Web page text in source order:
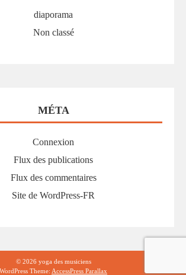
diaporama
Non classé
MÉTA
Connexion
Flux des publications
Flux des commentaires
Site de WordPress-FR
© 2026 yoga des musiciens
WordPress Theme: AccessPress Parallax